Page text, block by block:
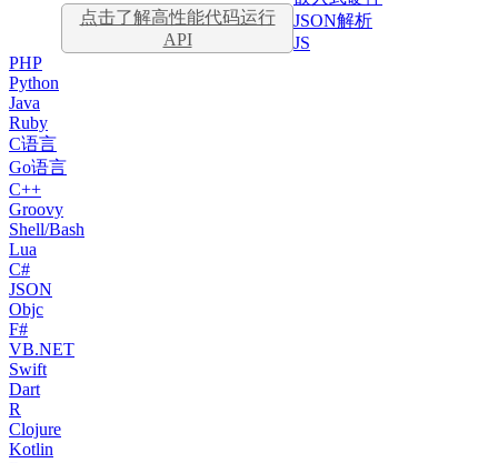
点击了解高性能代码运行
API
JSON解析
JS
PHP
Python
Java
Ruby
C语言
Go语言
C++
Groovy
Shell/Bash
Lua
C#
JSON
Objc
F#
VB.NET
Swift
Dart
R
Clojure
Kotlin